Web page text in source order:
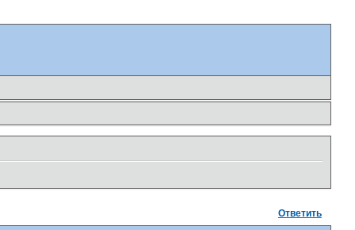
Ответить